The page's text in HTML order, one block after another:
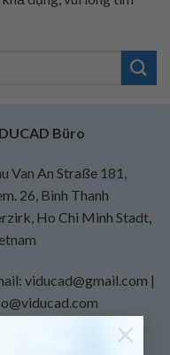
×
Büro
Van An Straße 181,
26, Binh Thanh
Ho Chi Minh Stadt,
viducad@gmail.com |